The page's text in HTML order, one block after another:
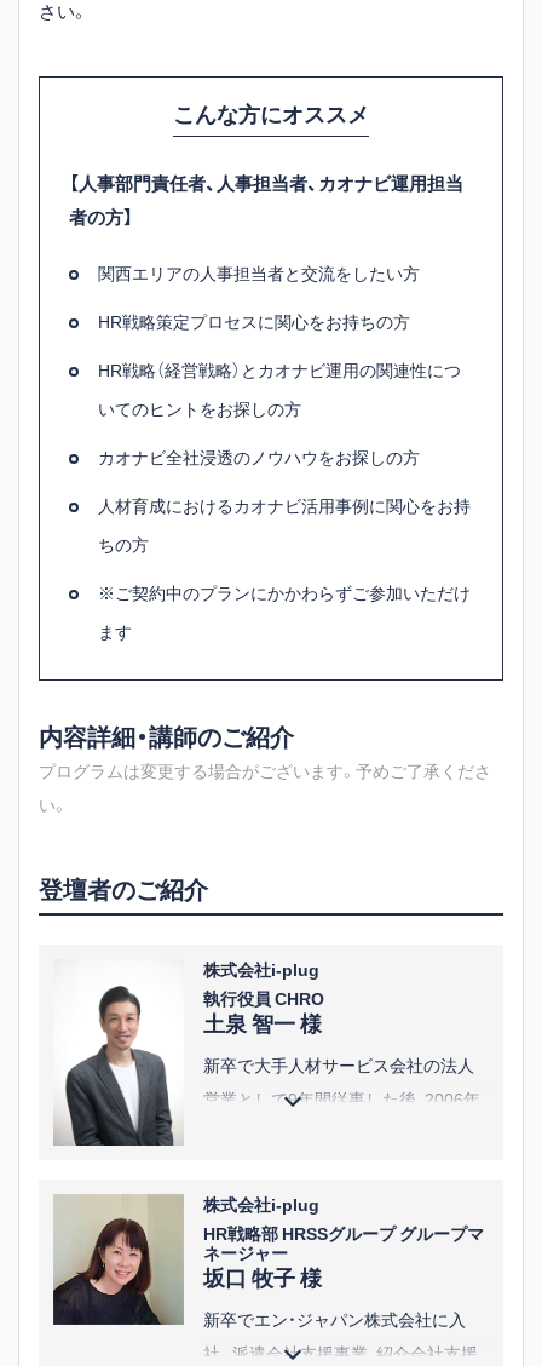
さい。
こんな方にオススメ
【人事部門責任者、人事担当者、カオナビ運用担当
者の方】
関西エリアの人事担当者と交流をしたい方
HR戦略策定プロセスに関心をお持ちの方
HR戦略（経営戦略）とカオナビ運用の関連性につ
いてのヒントをお探しの方
カオナビ全社浸透のノウハウをお探しの方
人材育成におけるカオナビ活用事例に関心をお持
ちの方
※ご契約中のプランにかかわらずご参加いただけ
ます
内容詳細・講師のご紹介
プログラムは変更する場合がございます。予めご了承くださ
い。
登壇者のご紹介
株式会社i-plug
執行役員 CHRO
土泉 智一 様
新卒で大手人材サービス会社の法人
営業として9年間従事した後、2006年
人事責任者として、IPO、海外法人設
立、関係子会社PMIなどを推進し、13
年に渡りグループの成長拡大に人事・
役も兼務した。
株式会社i-plug
HR戦略部 HRSSグループ グループマ
ネージャー
坂口 牧子 様
新卒でエン・ジャパン株式会社に入
社。派遣会社支援事業、紹介会社支援